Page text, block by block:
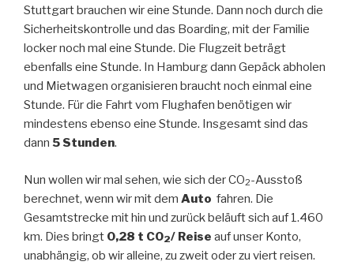
Stuttgart brauchen wir eine Stunde. Dann noch durch die
Sicherheitskontrolle und das Boarding, mit der Familie
locker noch mal eine Stunde. Die Flugzeit beträgt
ebenfalls eine Stunde. In Hamburg dann Gepäck abholen
und Mietwagen organisieren braucht noch einmal eine
Stunde. Für die Fahrt vom Flughafen benötigen wir
mindestens ebenso eine Stunde. Insgesamt sind das
dann 5 Stunden.
Nun wollen wir mal sehen, wie sich der CO2-Ausstoß
berechnet, wenn wir mit dem Auto fahren. Die
Gesamtstrecke mit hin und zurück beläuft sich auf 1.460
km. Dies bringt 0,28 t CO2/ Reise auf unser Konto,
unabhängig, ob wir alleine, zu zweit oder zu viert reisen.